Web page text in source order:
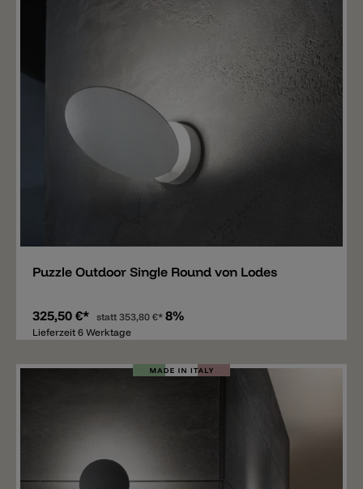
Puzzle Outdoor Single Round von Lodes
325,50 €* statt353,80 €* 8%
Lieferzeit 6 Werktage